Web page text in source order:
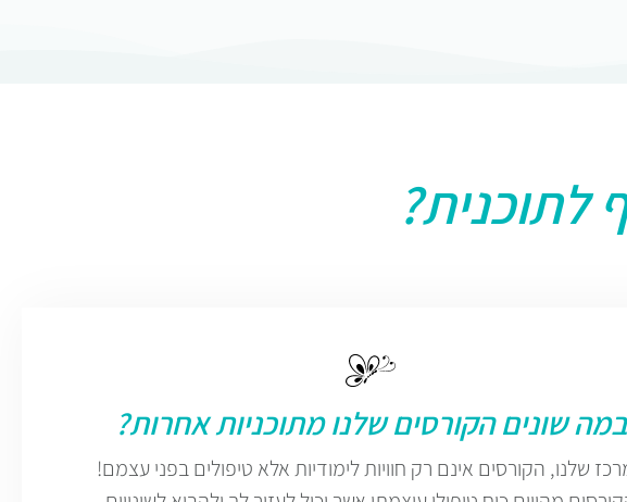
לתוכנית?
במה שונים הקורסים שלנו מתוכניות אחרות?
שלנו, הקורסים אינם רק חוויות לימודיות אלא טיפולים בפני עצמם!